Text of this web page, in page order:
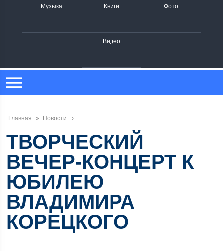
Музыка Книги Фото
Видео
Главная » Новости
ТВОРЧЕСКИЙ
ВЕЧЕР-КОНЦЕРТ К
ЮБИЛЕЮ
ВЛАДИМИРА
КОРЕЦКОГО